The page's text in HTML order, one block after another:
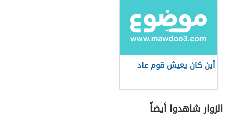
أين كان يعيش قوم عاد
الزوار شاهدوا أيضاً